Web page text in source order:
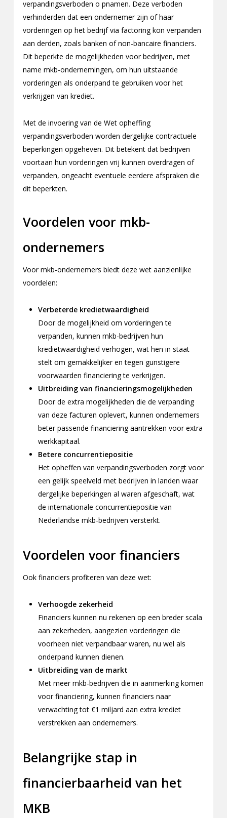
verpandingsverboden o pnamen. Deze verboden
verhinderden dat een ondernemer zijn of haar
vorderingen op het bedrijf via factoring kon verpanden
aan derden, zoals banken of non-bancaire financiers.
Dit beperkte de mogelijkheden voor bedrijven, met
name mkb-ondernemingen, om hun uitstaande
vorderingen als onderpand te gebruiken voor het
verkrijgen van krediet.
Met de invoering van de Wet opheffing
verpandingsverboden worden dergelijke contractuele
beperkingen opgeheven. Dit betekent dat bedrijven
voortaan hun vorderingen vrij kunnen overdragen of
verpanden, ongeacht eventuele eerdere afspraken die
dit beperkten.
Voordelen voor mkb-
ondernemers
Voor mkb-ondernemers biedt deze wet aanzienlijke
voordelen:
Verbeterde kredietwaardigheid
Door de mogelijkheid om vorderingen te
verpanden, kunnen mkb-bedrijven hun
kredietwaardigheid verhogen, wat hen in staat
stelt om gemakkelijker en tegen gunstigere
voorwaarden financiering te verkrijgen.
Uitbreiding van financieringsmogelijkheden
Door de extra mogelijkheden die de verpanding
van deze facturen oplevert, kunnen ondernemers
beter passende financiering aantrekken voor extra
werkkapitaal.
Betere concurrentiepositie
Het opheffen van verpandingsverboden zorgt voor
een gelijk speelveld met bedrijven in landen waar
dergelijke beperkingen al waren afgeschaft, wat
de internationale concurrentiepositie van
Nederlandse mkb-bedrijven versterkt.
Voordelen voor financiers
Ook financiers profiteren van deze wet:
Verhoogde zekerheid
Financiers kunnen nu rekenen op een breder scala
aan zekerheden, aangezien vorderingen die
voorheen niet verpandbaar waren, nu wel als
onderpand kunnen dienen.
Uitbreiding van de markt
Met meer mkb-bedrijven die in aanmerking komen
voor financiering, kunnen financiers naar
verwachting tot €1 miljard aan extra krediet
verstrekken aan ondernemers.
Belangrijke stap in
financierbaarheid van het
MKB